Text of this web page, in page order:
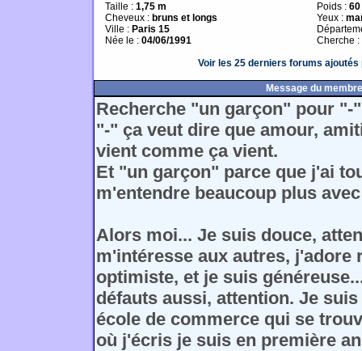
Taille : 1,75 m
Cheveux : bruns et longs
Ville : Paris 15
Née le : 04/06/1991
Poids :
Yeux :
Cherche :
Voir les 25 derniers forums ajoutés
Message du membre
Recherche "un garçon" pour "-
"-" ça veut dire que amour,
vient comme ça vient.
Et "un garçon" parce que j'ai
m'entendre beaucoup plus
Alors moi... Je suis douce,
m'intéresse aux autres, j'adore
optimiste, et je suis
défauts aussi, attention. Je
école de commerce qui se
où j'écris je suis en première